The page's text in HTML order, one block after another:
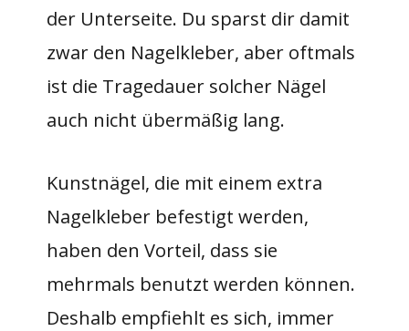
der Unterseite. Du sparst dir damit
zwar den Nagelkleber, aber oftmals
ist die Tragedauer solcher Nägel
auch nicht übermäßig lang.
Kunstnägel, die mit einem extra
Nagelkleber befestigt werden,
haben den Vorteil, dass sie
mehrmals benutzt werden können.
Deshalb empfiehlt es sich, immer